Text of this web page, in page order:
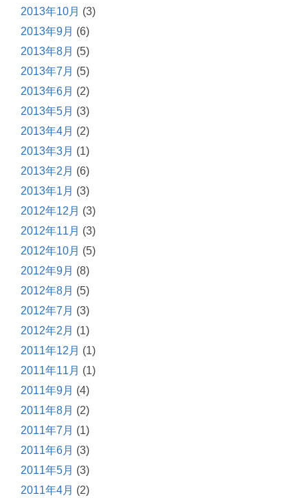
2013年10月 (3)
2013年9月 (6)
2013年8月 (5)
2013年7月 (5)
2013年6月 (2)
2013年5月 (3)
2013年4月 (2)
2013年3月 (1)
2013年2月 (6)
2013年1月 (3)
2012年12月 (3)
2012年11月 (3)
2012年10月 (5)
2012年9月 (8)
2012年8月 (5)
2012年7月 (3)
2012年2月 (1)
2011年12月 (1)
2011年11月 (1)
2011年9月 (4)
2011年8月 (2)
2011年7月 (1)
2011年6月 (3)
2011年5月 (3)
2011年4月 (2)